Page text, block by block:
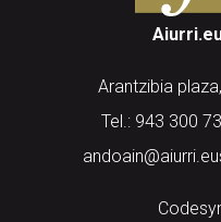
Arantzibia
Tel.: 943 300